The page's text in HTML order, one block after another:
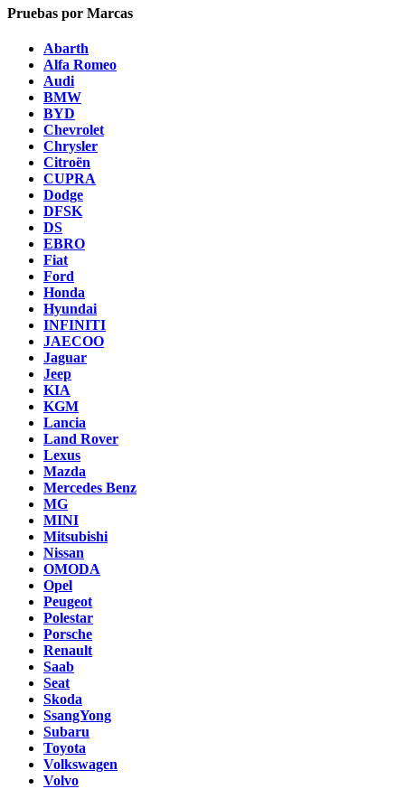
Pruebas por Marcas
Abarth
Alfa Romeo
Audi
BMW
BYD
Chevrolet
Chrysler
Citroën
CUPRA
Dodge
DFSK
DS
EBRO
Fiat
Ford
Honda
Hyundai
INFINITI
JAECOO
Jaguar
Jeep
KIA
KGM
Lancia
Land Rover
Lexus
Mazda
Mercedes Benz
MG
MINI
Mitsubishi
Nissan
OMODA
Opel
Peugeot
Polestar
Porsche
Renault
Saab
Seat
Skoda
SsangYong
Subaru
Toyota
Volkswagen
Volvo